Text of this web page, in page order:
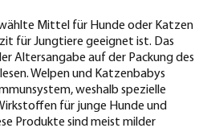
Mittel für Hunde oder Katzen
für Jungtiere geeignet ist. Das
Altersangabe auf der Packung des
Welpen und Katzenbabys
weshalb spezielle
für junge Hunde und
Produkte sind meist milder